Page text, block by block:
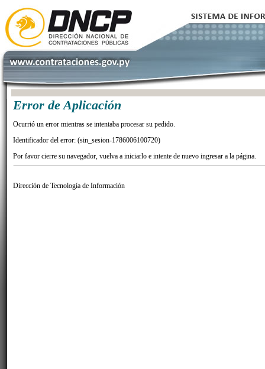
Error de Aplicación
Ocurrió un error mientras se intentaba procesar su pedido.
Identificador del error: (sin_sesion-1786006100720)
Por favor cierre su navegador, vuelva a iniciarlo e intente de nuevo ingresar a la página.
Dirección de Tecnología de Información